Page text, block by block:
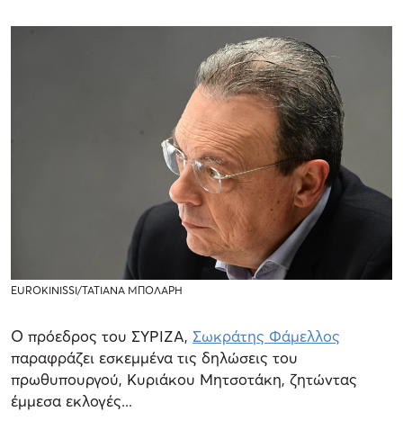
EUROKINISSI/ΤΑΤΙΑΝΑ ΜΠΟΛΑΡΗ
Ο πρόεδρος του ΣΥΡΙΖΑ, Σωκράτης Φάμελλος
παραφράζει εσκεμμένα τις δηλώσεις του
πρωθυπουργού, Κυριάκου Μητσοτάκη, ζητώντας
έμμεσα εκλογές...